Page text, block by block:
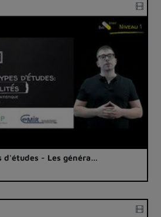
d'études - Les généra…